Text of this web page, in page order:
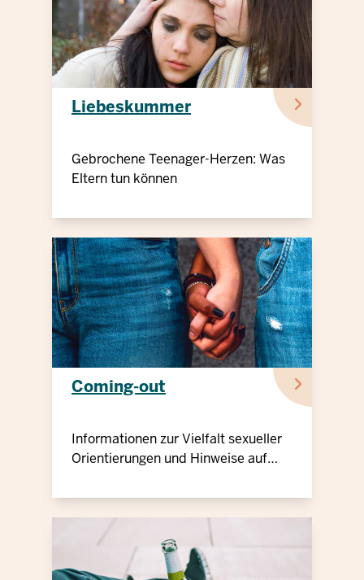
Liebeskummer
Gebrochene Teenager-Herzen: Was
Eltern tun können
Coming-out
Informationen zur Vielfalt sexueller
Orientierungen und Hinweise auf